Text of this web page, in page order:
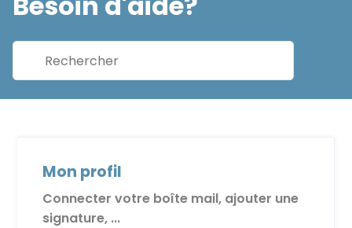
Mon profil
Connecter votre boîte mail, ajouter une
signature, ...